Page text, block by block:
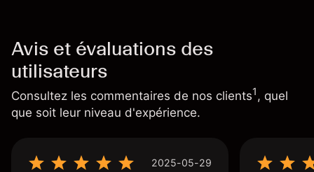
Avis et évaluations des
utilisateurs
Consultez les commentaires de nos clients1, quel
que soit leur niveau d'expérience.
2025-05-29